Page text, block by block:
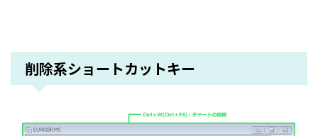
削除系ショートカットキー